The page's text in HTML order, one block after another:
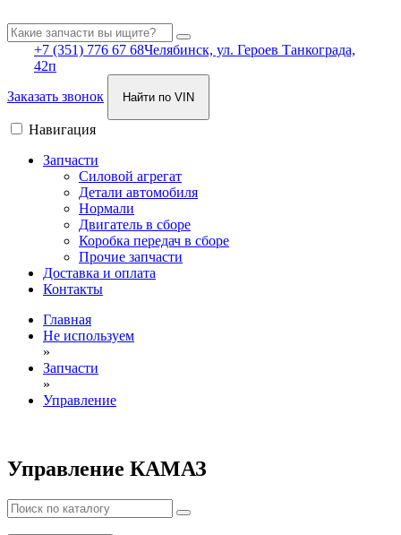
+7 (351) 776 67 68Челябинск, ул. Героев Танкограда,
42п
Заказать звонок
Найти по VIN
Навигация
Запчасти
Силовой агрегат
Детали автомобиля
Нормали
Двигатель в сборе
Коробка передач в сборе
Прочие запчасти
Доставка и оплата
Контакты
Главная
Не используем
»
Запчасти
»
Управление
Управление КАМАЗ